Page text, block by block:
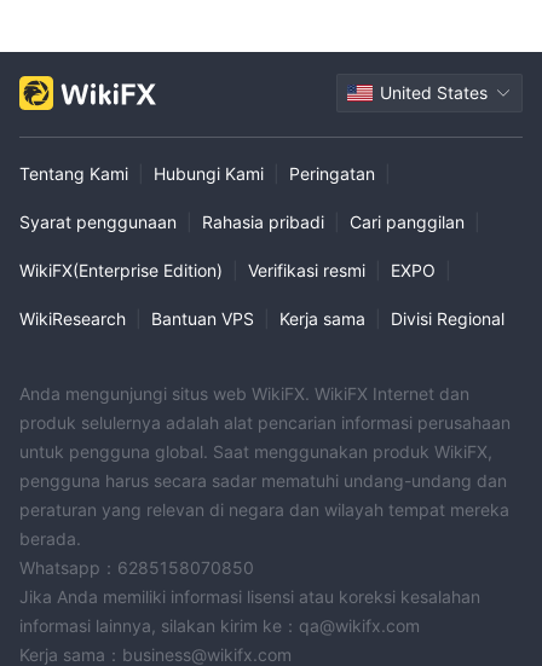
United States
Tentang Kami Hubungi Kami Peringatan
Syarat penggunaan Rahasia pribadi Cari panggilan
WikiFX(Enterprise Edition) Verifikasi resmi EXPO
WikiResearch Bantuan VPS Kerja sama Divisi Regional
Anda mengunjungi situs web WikiFX. WikiFX Internet dan
produk selulernya adalah alat pencarian informasi perusahaan
untuk pengguna global. Saat menggunakan produk WikiFX,
pengguna harus secara sadar mematuhi undang-undang dan
peraturan yang relevan di negara dan wilayah tempat mereka
berada.
Whatsapp：6285158070850
Jika Anda memiliki informasi lisensi atau koreksi kesalahan
informasi lainnya, silakan kirim ke：qa@wikifx.com
Kerja sama：business@wikifx.com